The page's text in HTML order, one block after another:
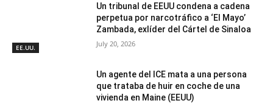
EE.UU.
Un tribunal de EEUU condena a cadena
perpetua por narcotráfico a ‘El Mayo’
Zambada, exlíder del Cártel de Sinaloa
July 20, 2026
Un agente del ICE mata a una persona
que trataba de huir en coche de una
vivienda en Maine (EEUU)